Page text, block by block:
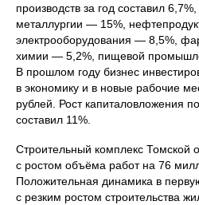
производств за год составил
металлургии — 15%,
электрооборудования — 8,5%,
химии — 5,2%, пищевой
В прошлом году бизнес
в экономику и в новые рабочие
рублей. Рост капиталовложения
составил 11%.
Строительный комплекс Томской
с ростом объёма работ на 76
Положительная динамика в
с резким ростом строительства